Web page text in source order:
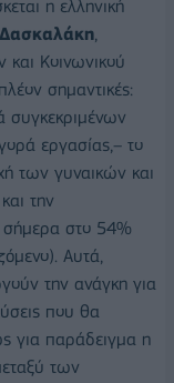
η ελληνική
,
Κοινωνικού
σημαντικές:
συγκεκριμένων
εργασίας,– το
των γυναικών και
την
σήμερα στο 54%
Αυτά,
την ανάγκη για
που θα
για παράδειγμα η
των